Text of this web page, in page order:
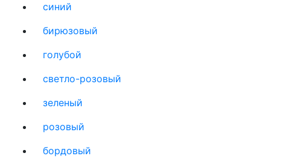
синий
бирюзовый
голубой
светло-розовый
зеленый
розовый
бордовый